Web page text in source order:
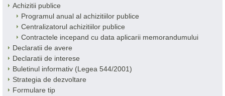
Achizitii publice
Programul anual al achizitiilor publice
Centralizatorul achizitiilor publice
Contractele incepand cu data aplicarii memorandumului
Declaratii de avere
Declaratii de interese
Buletinul informativ (Legea 544/2001)
Strategia de dezvoltare
Formulare tip